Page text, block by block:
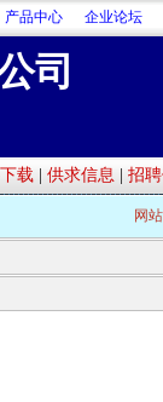
产品中心 企业论坛
司
载| 供求信息 招
网